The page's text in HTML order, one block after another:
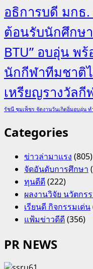
อธิการบดี มกธ
ต้อนรับนักศึกษ
BTU” อบอุ่น พ
นักกีฬาทีมชาติ
เหรียญรางวัลกี
รัชนี ชุมเพ็ชร จัดงานวันเกิดอิ่มอบอุ่น
Categories
ข่าวล่ามาแรง (805)
จัดอันดับการศึกษา
ทุนดีดี(222)
ผลงานวิจัย นวัตกร
เรียนดี กิจกรรมเด่น
แฟ้มข่าวดีดี(356)
PR NEWS